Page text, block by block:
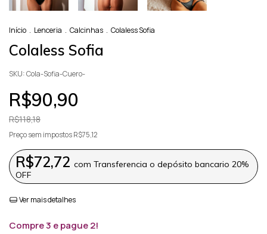
Início . Lenceria . Calcinhas . Colaless Sofia
Colaless Sofia
SKU:Cola-Sofia-Cuero-
R$90,90
R$118,18
Preço sem impostosR$75,12
R$72,72 com Transferencia o depósito bancario 20%
OFF
Ver mais detalhes
Compre 3 e pague 2!